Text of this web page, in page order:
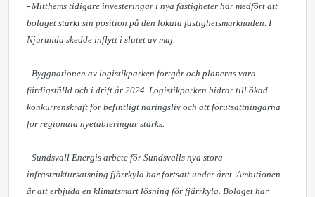
- Mitthems tidigare investeringar i nya fastigheter har medfört att
bolaget stärkt sin position på den lokala fastighetsmarknaden. I
Njurunda skedde inflytt i slutet av maj.
- Byggnationen av logistikparken fortgår och planeras vara
färdigställd och i drift år 2024. Logistikparken bidrar till ökad
konkurrenskraft för befintligt näringsliv och att förutsättningarna
för regionala nyetableringar stärks.
- Sundsvall Energis arbete för Sundsvalls nya stora
infrastruktursatsning fjärrkyla har fortsatt under året. Ambitionen
är att erbjuda en klimatsmart lösning för fjärrkyla. Bolaget har